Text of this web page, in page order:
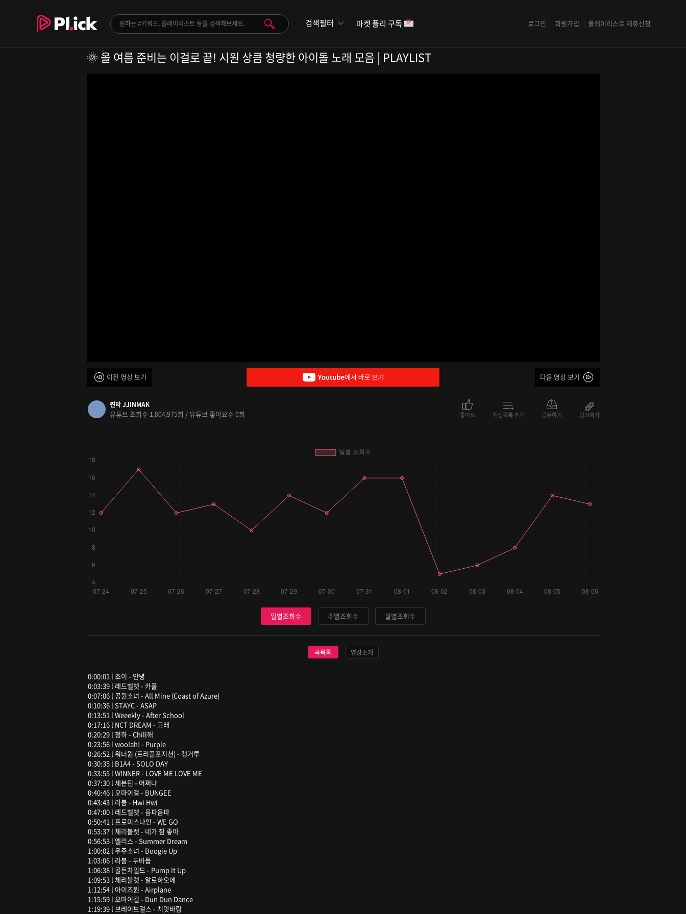
로그인 회원가입 플레이리스트 제휴신청
마켓 플리 구독
검색필터
🌞 올 여름 준비는 이걸로 끝! 시원 상큼 청량한 아이돌 노래 모음 | PLAYLIST
이전 영상 보기 다음 영상 보기
찐막 JJINMAK
유튜브 조회수 1,804,975회 / 유튜브 좋아요수 0회 좋아요 재생목록 추가 공유하기 링크복사
일별조회수 주별조회수 월별조회수
곡목록 영상소개
0:00:01 l 조이 - 안녕
0:03:39 l 레드벨벳 - 카풀
0:07:06 l 공원소녀 - All Mine (Coast of Azure)
0:10:36 l STAYC - ASAP
0:13:51 l Weeekly - After School
0:17:16 l NCT DREAM - 고래
0:20:29 l 청하 - Chill해
0:23:56 l woo!ah! - Purple
0:26:52 l 워너원 (트리플포지션) - 캥거루
0:30:35 l B1A4 - SOLO DAY
0:33:55 l WINNER - LOVE ME LOVE ME
0:37:30 l 세븐틴 - 어쩌나
0:40:46 l 오마이걸 - BUNGEE
0:43:43 l 라붐 - Hwi Hwi
0:47:00 l 레드벨벳 - 음파음파
0:50:41 l 프로미스나인 - WE GO
0:53:37 l 체리블렛 - 네가 참 좋아
0:56:53 l 엘리스 - Summer Dream
1:00:02 l 우주소녀 - Boogie Up
1:03:06 l 라붐 - 두바둡
1:06:38 l 골든차일드 - Pump It Up
1:09:53 l 체리블렛 - 알로하오에
1:12:54 l 아이즈원 - Airplane
1:15:59 l 오마이걸 - Dun Dun Dance
1:19:39 l 브레이브걸스 - 치맛바람